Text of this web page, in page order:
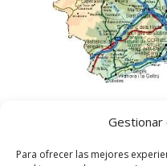
Gestionar
Para ofrecer las mejores